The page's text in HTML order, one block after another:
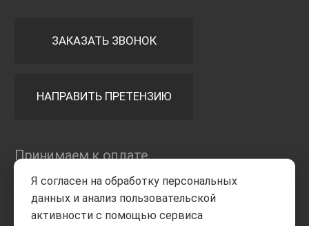
ЗАКАЗАТЬ ЗВОНОК
НАПРАВИТЬ ПРЕТЕНЗИЮ
Принимаем к оплате
Я согласен на обработку персональных
данных и анализ пользовательской
активности с помощью сервиса